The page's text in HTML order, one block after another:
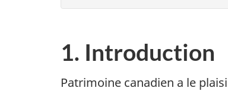
1. Introduction
Patrimoine canadien a le